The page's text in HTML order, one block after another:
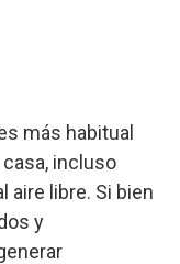
más habitual
incluso
aire libre. Si bien
y